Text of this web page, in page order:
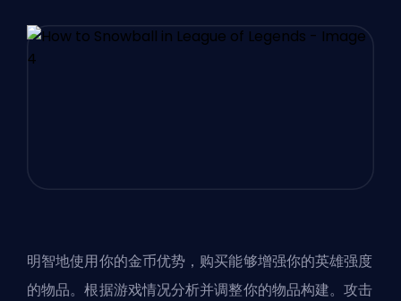
明智地使用你的金币优势，购买能够增强你的英雄强度
的物品。根据游戏情况分析并调整你的物品构建。攻击